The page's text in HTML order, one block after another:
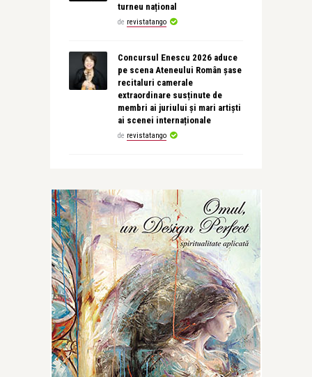
turneu național
de revistatango
Concursul Enescu 2026 aduce
pe scena Ateneului Român șase
recitaluri camerale
extraordinare susținute de
membri ai juriului și mari artiști
ai scenei internaționale
de revistatango